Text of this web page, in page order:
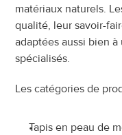
matériaux naturels.
qualité, leur savoir-
adaptées aussi bien
spécialisés.
Les catégories de
Tapis en peau de